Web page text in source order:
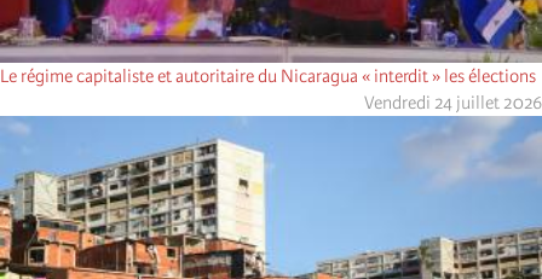
Le régime capitaliste et autoritaire du Nicaragua « interdit » les élections
Vendredi 24 juillet 2026